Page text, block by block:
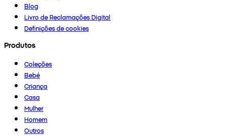
Blog
Livro de Reclamações Digital
Definições de cookies
Produtos
Coleções
Bebé
Criança
Casa
Mulher
Homem
Outros